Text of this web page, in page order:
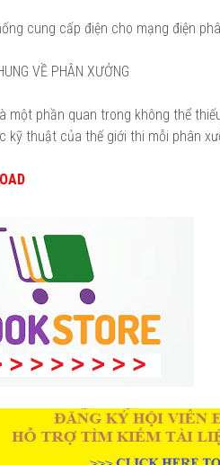
cung cấp điện cho mạng điện
VỀ PHÂN XƯỞNG
một phần quan trong không thể
kỹ thuật của thế giới thi mỗi phân